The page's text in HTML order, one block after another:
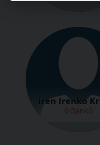
Iren Irenko
0 článků